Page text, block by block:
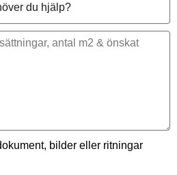
bilder eller ritningar